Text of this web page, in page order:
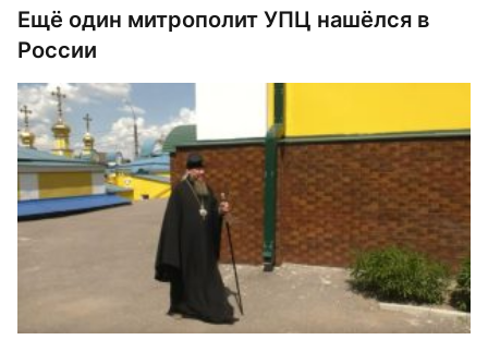
Ещё один митрополит УПЦ нашёлся в
России